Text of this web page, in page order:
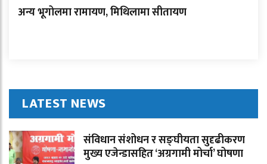
अन्य भूगोलमा रामायण, मिथिलामा सीतायण
LATEST NEWS
संविधान संशोधन र सङ्घीयता सुदृढीकरण
मुख्य एजेन्डासहित ‘अग्रगामी मोर्चा’ घोषणा